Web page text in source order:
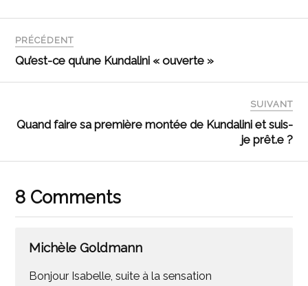
PRÉCÉDENT
Qu’est-ce qu’une Kundalini « ouverte »
SUIVANT
Quand faire sa première montée de Kundalini et suis-
je prêt.e ?
8 Comments
Michèle Goldmann
Bonjour Isabelle, suite à la sensation